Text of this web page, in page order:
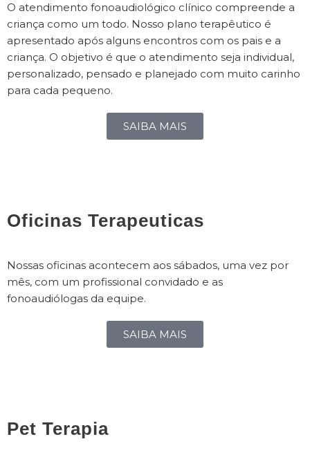
O atendimento fonoaudiológico clínico compreende a
criança como um todo. Nosso plano terapêutico é
apresentado após alguns encontros com os pais e a
criança. O objetivo é que o atendimento seja individual,
personalizado, pensado e planejado com muito carinho
para cada pequeno.
SAIBA MAIS
Oficinas Terapeuticas
Nossas oficinas acontecem aos sábados, uma vez por
mês, com um profissional convidado e as
fonoaudiólogas da equipe.
SAIBA MAIS
Pet Terapia